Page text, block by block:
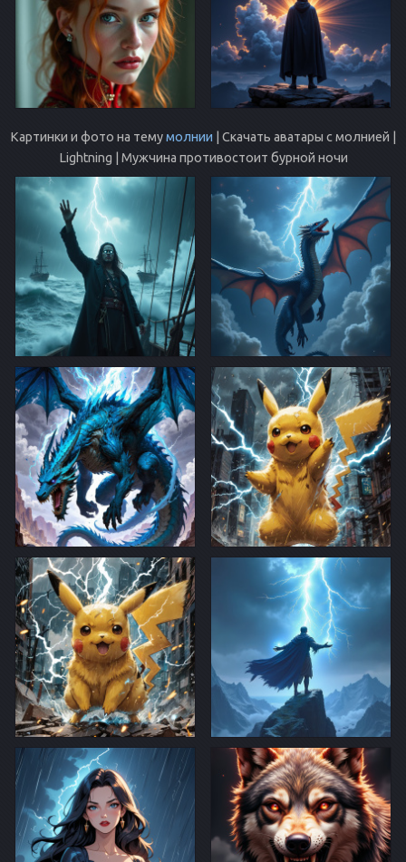
Картинки и фото на темумолнии | Скачать аватары с молнией |
Lightning | Мужчина противостоит бурной ночи